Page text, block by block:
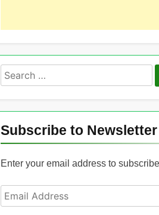
Search
for:
Subscribe to
Enter your email address to
Email
Address